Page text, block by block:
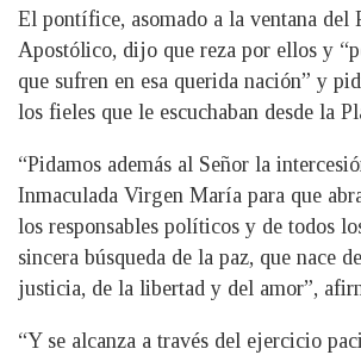
El pontífice, asomado a la ventana del
Apostólico, dijo que reza por ellos y
que sufren en esa querida nación” y
los fieles que le escuchaban desde la
“Pidamos además al Señor la
Inmaculada Virgen María para que
los responsables políticos y de todos
sincera búsqueda de la paz, que nace
justicia, de la libertad y del amor”,
“Y se alcanza a través del ejercicio